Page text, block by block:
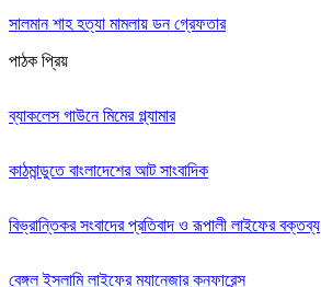
সালমান শাহ হত্যা মামলায় ডন গ্রেফতার
পাঠক প্রিয়
ব্যাকলেস গাউনে মিমের গ্ল্যামার
কাঠমান্ডুতে বাংলাদেশের আট সাংবাদিক
বিভ্রান্তিকর সংবাদের প্রতিবাদ ও রূপালী লাইফের বক্তব্য
বেঙ্গল ইসলামি লাইফের ম্যানেজার কনফারেন্স